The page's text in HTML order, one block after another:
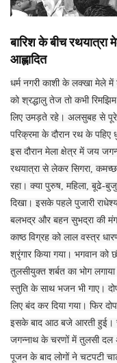
बारिश के बीच रथयात्रा
आह्लादित
धर्म नगरी काशी के लक्खा मेले में
को श्रद्धालु तेज तो कभी
लिए उमड़ते रहे। अलसुबह से पूरे
परिक्रमा के दौरान रथ के पहिए
इस दौरान मेला क्षेत्र में जय
रथयात्रा से लेकर सिगरा,
रहा। क्या पुरुष, महिला, बूढे-
दिखा। इसके पहले पुजारी
बलभद्र और बहन सुभद्रा की
काष्ठ विग्रह को लाल वस्त्र
श्रृंगार किया गया। भगवान को
तुलसीयुक्त शर्बत का भोग
स्तुति के साथ भजन भी गाए।
लिए बंद कर दिया गया। फिर
इसके बाद आठ बजे आरती हुई।
जगन्नाथ के चरणों में तुलसी दल
पूजन के बाद लोगों ने चटपटी